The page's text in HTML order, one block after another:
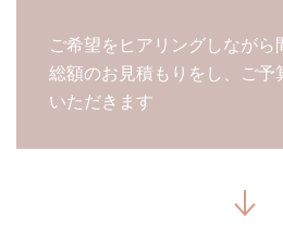
ご希望をヒアリングしながら
総額のお見積もりをし、ご予
いただきます